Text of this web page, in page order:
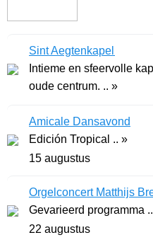
Sint Aegtenkapel
Intieme en sfeervolle
oude centrum. .. »
Amicale Dansavond
Edición Tropical .. »
15 augustus
Orgelconcert Matthijs
Gevarieerd programma
22 augustus